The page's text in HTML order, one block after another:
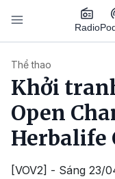
Nhảy đến nội dung
Radio
Thể thao
Khởi
Open
Herbalife
[VOV2] - Sáng 23/